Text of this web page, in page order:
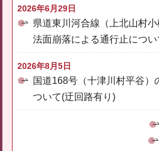
2026年6月29日
県道東川河合線（上北山村
法面崩落による通行止につい
2026年8月5日
国道168号（十津川村平谷）
ついて(迂回路有り)